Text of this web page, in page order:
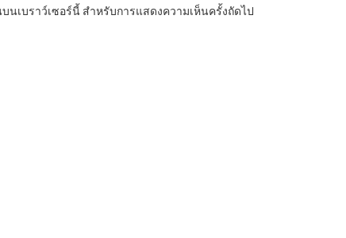
นเบราว์เซอร์นี้ สำหรับการแสดงความเห็นครั้งถัดไป